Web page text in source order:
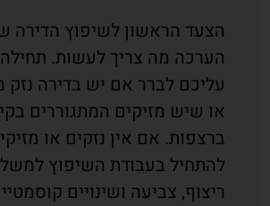
הצעד הראשון לשיפוץ הדירה
הערכה מה צריך לעשות. תחילה
עליכם לברר אם יש בדירה נזק
או שיש מזיקים המתגוררים
ברצפות. אם אין נזקים או
להתחיל בעבודת השיפוץ
ריצוף, צביעה ושינויים